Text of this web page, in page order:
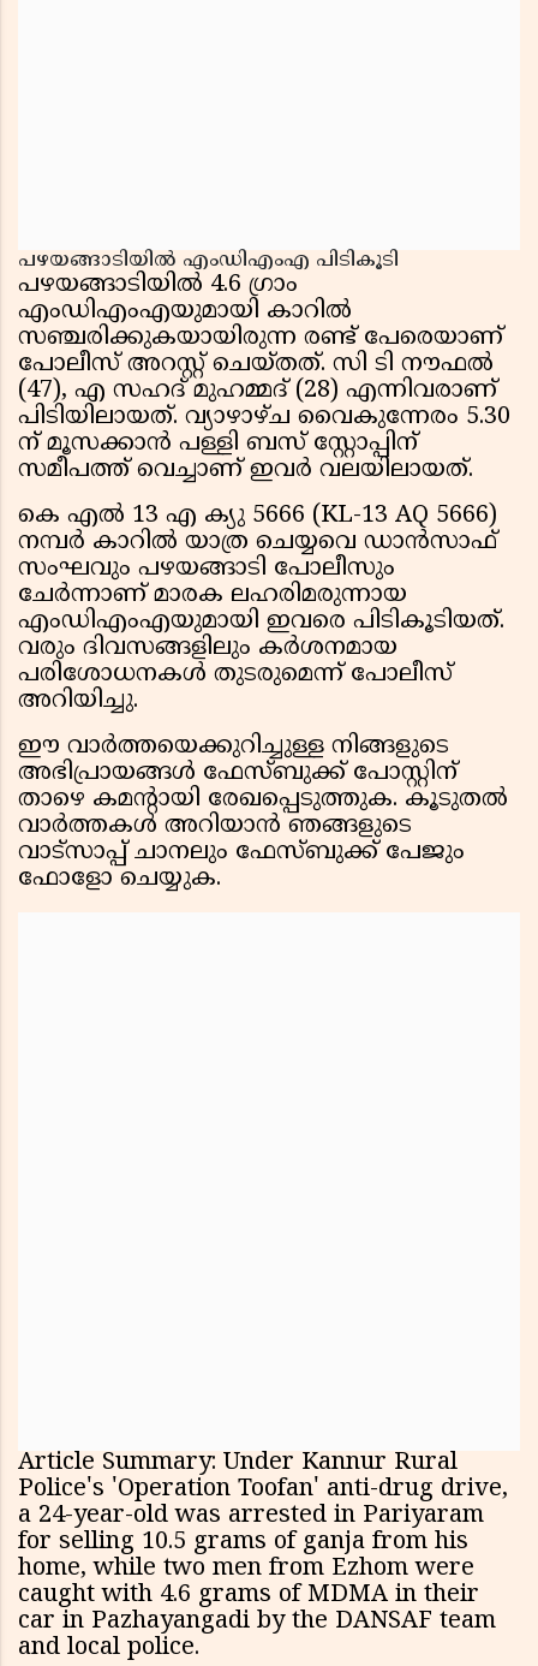
പഴയങ്ങാടിയിൽ എംഡിഎംഎ പിടികൂടി
പഴയങ്ങാടിയിൽ 4.6 ഗ്രാം
എംഡിഎംഎയുമായി കാറിൽ
സഞ്ചരിക്കുകയായിരുന്ന രണ്ട് പേരെയാണ്
പോലീസ് അറസ്റ്റ് ചെയ്തത്. സി ടി നൗഫൽ
(47), എ സഹദ് മുഹമ്മദ് (28) എന്നിവരാണ്
പിടിയിലായത്. വ്യാഴാഴ്ച വൈകുന്നേരം 5.30
ന് മൂസക്കാൻ പള്ളി ബസ് സ്റ്റോപ്പിന്
സമീപത്ത് വെച്ചാണ് ഇവർ വലയിലായത്.
കെ എൽ 13 എ ക്യു 5666 (KL-13 AQ 5666)
നമ്പർ കാറിൽ യാത്ര ചെയ്യവെ ഡാൻസാഫ്
സംഘവും പഴയങ്ങാടി പോലീസും
ചേർന്നാണ് മാരക ലഹരിമരുന്നായ
എംഡിഎംഎയുമായി ഇവരെ പിടികൂടിയത്.
വരും ദിവസങ്ങളിലും കർശനമായ
പരിശോധനകൾ തുടരുമെന്ന് പോലീസ്
അറിയിച്ചു.
ഈ വാർത്തയെക്കുറിച്ചുള്ള നിങ്ങളുടെ
അഭിപ്രായങ്ങൾ ഫേസ്ബുക്ക് പോസ്റ്റിന്
താഴെ കമൻ്റായി രേഖപ്പെടുത്തുക. കൂടുതൽ
വാർത്തകൾ അറിയാൻ ഞങ്ങളുടെ
വാട്സാപ്പ് ചാനലും ഫേസ്ബുക്ക് പേജും
ഫോളോ ചെയ്യുക.
Article Summary: Under Kannur Rural
Police's 'Operation Toofan' anti-drug drive,
a 24-year-old was arrested in Pariyaram
for selling 10.5 grams of ganja from his
home, while two men from Ezhom were
caught with 4.6 grams of MDMA in their
car in Pazhayangadi by the DANSAF team
and local police.